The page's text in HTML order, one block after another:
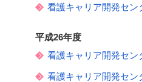
看護キャリア開発セン
平成26年度
看護キャリア開発セン
看護キャリア開発セン